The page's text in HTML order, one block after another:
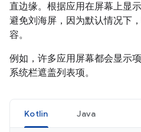
直边缘。根据应用在屏幕上显
避免刘海屏，因为默认情况下
容。
例如，许多应用屏幕都会显示
系统栏遮盖列表项。
Kotlin Java